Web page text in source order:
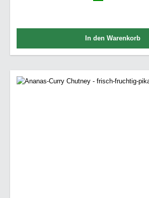
In den Warenkorb